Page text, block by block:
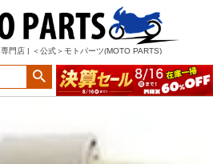
専門店 | ＜公式＞モトパーツ(MOTO PARTS)